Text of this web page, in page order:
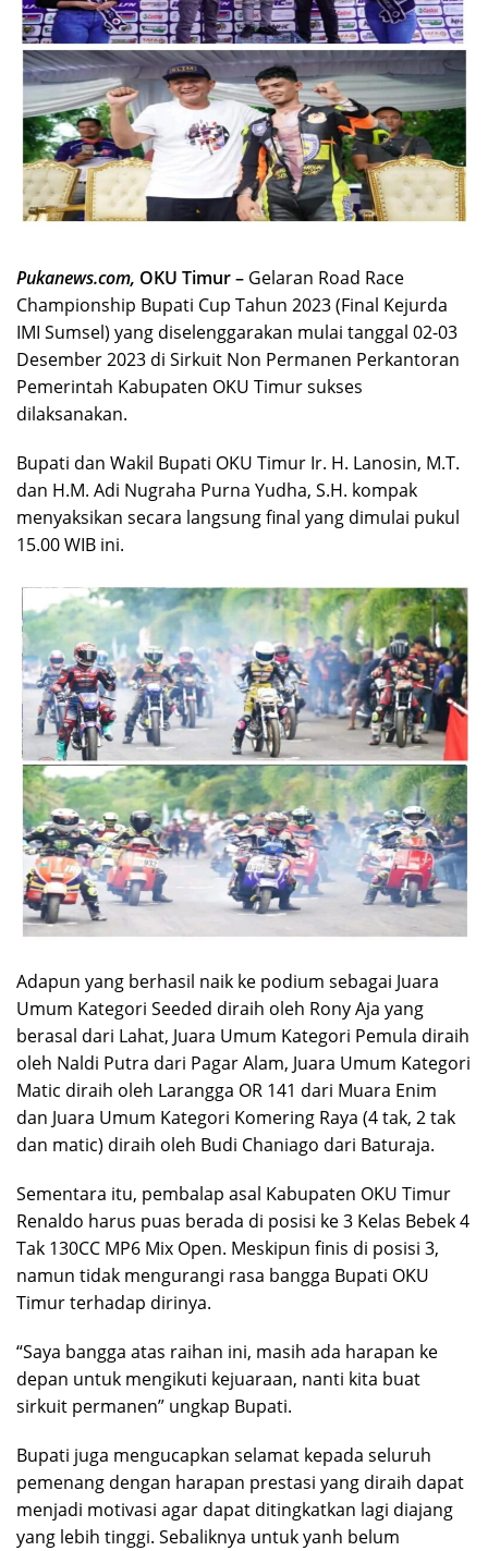
Pukanews.com, OKU Timur – Gelaran Road Race
Championship Bupati Cup Tahun 2023 (Final Kejurda
IMI Sumsel) yang diselenggarakan mulai tanggal 02-03
Desember 2023 di Sirkuit Non Permanen Perkantoran
Pemerintah Kabupaten OKU Timur sukses
dilaksanakan.
Bupati dan Wakil Bupati OKU Timur Ir. H. Lanosin, M.T.
dan H.M. Adi Nugraha Purna Yudha, S.H. kompak
menyaksikan secara langsung final yang dimulai pukul
15.00 WIB ini.
Adapun yang berhasil naik ke podium sebagai Juara
Umum Kategori Seeded diraih oleh Rony Aja yang
berasal dari Lahat, Juara Umum Kategori Pemula diraih
oleh Naldi Putra dari Pagar Alam, Juara Umum Kategori
Matic diraih oleh Larangga OR 141 dari Muara Enim
dan Juara Umum Kategori Komering Raya (4 tak, 2 tak
dan matic) diraih oleh Budi Chaniago dari Baturaja.
Sementara itu, pembalap asal Kabupaten OKU Timur
Renaldo harus puas berada di posisi ke 3 Kelas Bebek 4
Tak 130CC MP6 Mix Open. Meskipun finis di posisi 3,
namun tidak mengurangi rasa bangga Bupati OKU
Timur terhadap dirinya.
“Saya bangga atas raihan ini, masih ada harapan ke
depan untuk mengikuti kejuaraan, nanti kita buat
sirkuit permanen” ungkap Bupati.
Bupati juga mengucapkan selamat kepada seluruh
pemenang dengan harapan prestasi yang diraih dapat
menjadi motivasi agar dapat ditingkatkan lagi diajang
yang lebih tinggi. Sebaliknya untuk yanh belum